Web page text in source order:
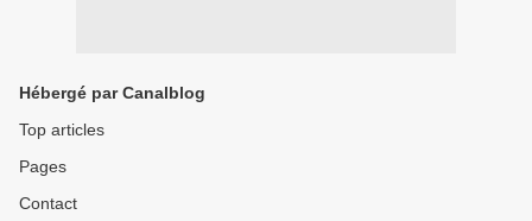
Hébergé par Canalblog
Top articles
Pages
Contact